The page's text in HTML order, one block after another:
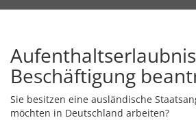
Beschäftigung
Sie besitzen eine ausländische
möchten in Deutschland arbeiten?